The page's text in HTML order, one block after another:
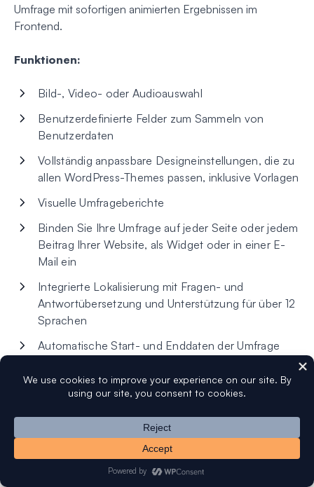
Umfrage mit sofortigen animierten Ergebnissen im
Frontend.
Funktionen:
Bild-, Video- oder Audioauswahl
Benutzerdefinierte Felder zum Sammeln von
Benutzerdaten
Vollständig anpassbare Designeinstellungen, die zu
allen WordPress-Themes passen, inklusive Vorlagen
Visuelle Umfrageberichte
Binden Sie Ihre Umfrage auf jeder Seite oder jedem
Beitrag Ihrer Website, als Widget oder in einer E-
Mail ein
Integrierte Lokalisierung mit Fragen- und
Antwortübersetzung und Unterstützung für über 12
Sprachen
Automatische Start- und Enddaten der Umfrage
Preise:TotalPoll Pro kostet 59 $ pro Jahr für eine Ein-
Seiten-Lizenz.
FAQs
Viele unserer Leser haben uns gefragt, wie man Umfragen
einrichtet und Abstimmungen auf ihrer WordPress-